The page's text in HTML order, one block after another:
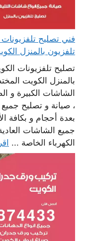
تلفزيون بالمنزل
تصليح تلفزيونات
بالمنزل الكويت
الشاشات الكبيرة و
، صيانة و تصليح
بعدة أحجام و بكافة
جميع الشاشات
الكهرباء الخاصة ...